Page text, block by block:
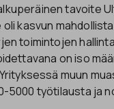
tavoite
kasvun
toimintojen
on iso
muun
5000 työtilausta ja